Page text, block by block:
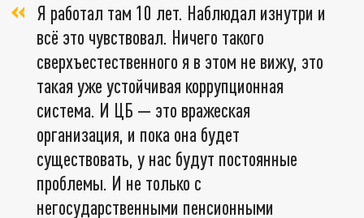
Я работал там 10 лет. Наблюдал изнутри и
всё это чувствовал. Ничего такого
сверхъестественного я в этом не вижу, это
такая уже устойчивая коррупционная
система. И ЦБ — это вражеская
организация, и пока она будет
существовать, у нас будут постоянные
проблемы. И не только с
негосударственными пенсионными